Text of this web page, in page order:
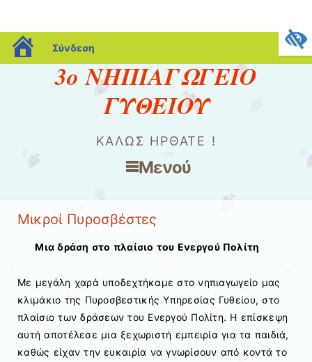
blogs.sch.gr
Σύνδεση
3ο ΝΗΠΙΑΓΩΓΕΙΟ
ΓΥΘΕΙΟΥ
ΚΑΛΏΣ ΉΡΘΑΤΕ !
Μενού
Μικροί Πυροσβέστες
Μια δράση στο πλαίσιο του Ενεργού Πολίτη
Με μεγάλη χαρά υποδεχτήκαμε στο νηπιαγωγείο μας
κλιμάκιο της Πυροσβεστικής Υπηρεσίας Γυθείου, στο
πλαίσιο των δράσεων του Ενεργού Πολίτη. Η επίσκεψη
αυτή αποτέλεσε μια ξεχωριστή εμπειρία για τα παιδιά,
καθώς είχαν την ευκαιρία να γνωρίσουν από κοντά το